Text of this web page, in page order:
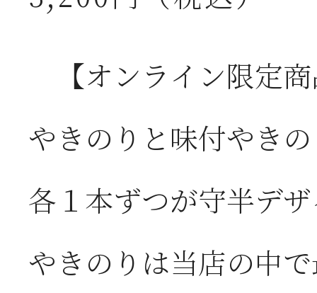
【オンライン限定
やきのりと味付やき
各１本ずつが守半デ
やきのりは当店の中